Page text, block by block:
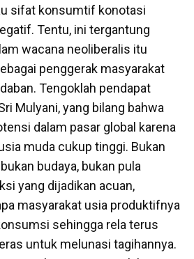
sifat konsumtif konotasi
Tentu, ini tergantung
wacana neoliberalis itu
penggerak masyarakat
Tengoklah pendapat
Mulyani, yang bilang bahwa
dalam pasar global karena
muda cukup tinggi. Bukan
budaya, bukan pula
yang dijadikan acuan,
masyarakat usia produktifnya
sehingga rela terus
untuk melunasi tagihannya.